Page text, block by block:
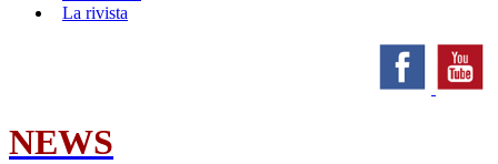
La rivista
NEWS